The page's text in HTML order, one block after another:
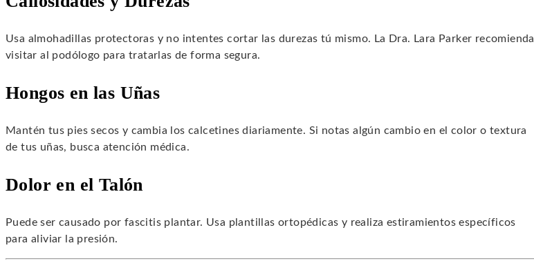
Usa almohadillas protectoras y no intentes cortar las durezas tú mismo. La Dra. Lara Parker recomienda
visitar al podólogo para tratarlas de forma segura.
Hongos en las Uñas
Mantén tus pies secos y cambia los calcetines diariamente. Si notas algún cambio en el color o textura
de tus uñas, busca atención médica.
Dolor en el Talón
Puede ser causado por fascitis plantar. Usa plantillas ortopédicas y realiza estiramientos específicos
para aliviar la presión.